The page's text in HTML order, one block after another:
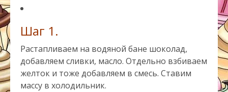
Шаг 1.
Растапливаем на водяной бане шоколад,
добавляем сливки, масло. Отдельно взбиваем
желток и тоже добавляем в смесь. Ставим
массу в холодильник.